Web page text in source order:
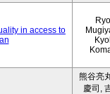
in access to
熊谷亮
慶司,